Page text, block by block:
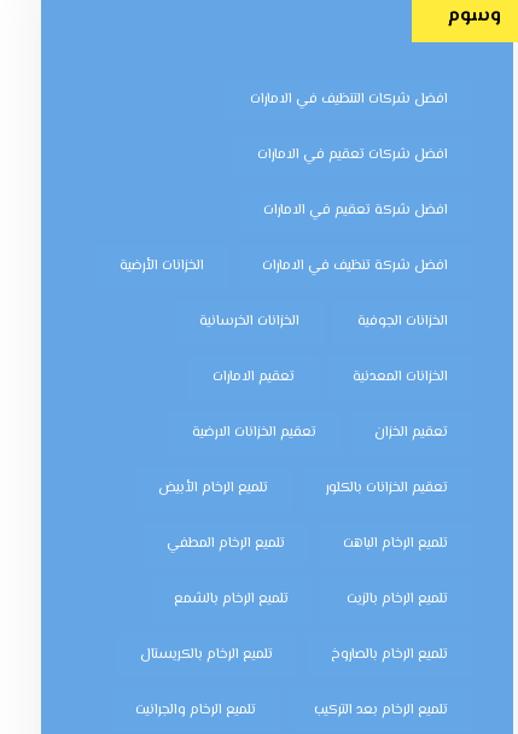
وسوم
افضل شركات التنظيف في الامارات
افضل شركات تعقيم في الامارات
افضل شركة تعقيم في الامارات
افضل شركة تنظيف في الامارات الخزانات الأرضية
الخزانات الجوفية الخزانات الخرسانية
الخزانات المعدنية تعقيم الامارات
تعقيم الخزان تعقيم الخزانات الارضية
تعقيم الخزانات بالكلور تلميع الرخام الأبيض
تلميع الرخام الباهت تلميع الرخام المطفي
تلميع الرخام بالزيت تلميع الرخام بالشمع
تلميع الرخام بالصاروخ تلميع الرخام بالكريستال
تلميع الرخام بعد التركيب تلميع الرخام والجرانيت